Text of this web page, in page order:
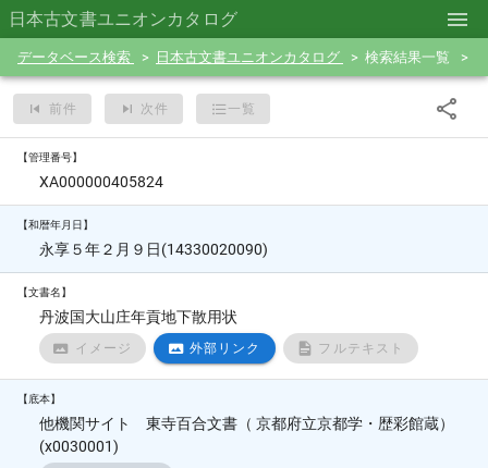
日本古文書ユニオンカタログ
データベース検索 日本古文書ユニオンカタログ 検索結果一覧
前件 次件 一覧
【管理番号】
XA000000405824
【和暦年月日】
永享５年２月９日(14330020090)
【文書名】
丹波国大山庄年貢地下散用状
イメージ 外部リンク フルテキスト
【底本】
他機関サイト 東寺百合文書（ 京都府立京都学・歴彩館蔵）
(x0030001)